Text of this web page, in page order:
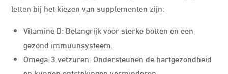
letten bij het kiezen van supplementen zijn:
Vitamine D: Belangrijk voor sterke botten en een
gezond immuunsysteem.
Omega-3 vetzuren: Ondersteunen de hartgezondheid